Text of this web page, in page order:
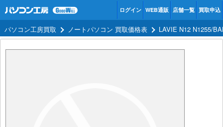
ログイン WEB通販 店舗一覧 買取申込
パソコン工房買取 ノートパソコン 買取価格表 LAVIE N12 N1255/